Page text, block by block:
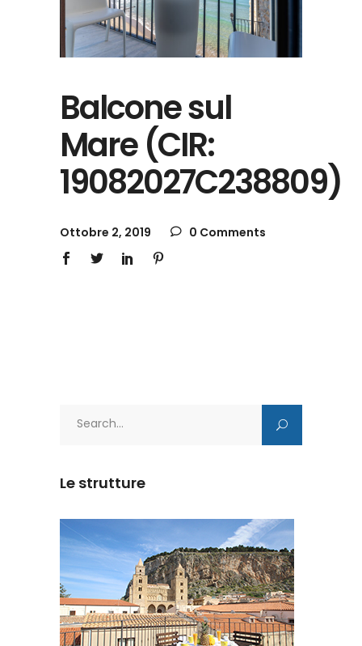
Balcone sul
Mare (CIR:
19082027C238809)
Ottobre 2, 2019 0 Comments
Le strutture